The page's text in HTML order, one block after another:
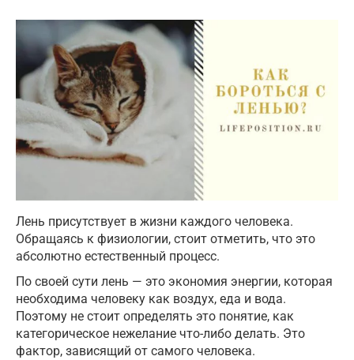
Лень присутствует в жизни каждого человека.
Обращаясь к физиологии, стоит отметить, что это
абсолютно естественный процесс.
По своей сути лень — это экономия энергии, которая
необходима человеку как воздух, еда и вода.
Поэтому не стоит определять это понятие, как
категорическое нежелание что-либо делать. Это
фактор, зависящий от самого человека.